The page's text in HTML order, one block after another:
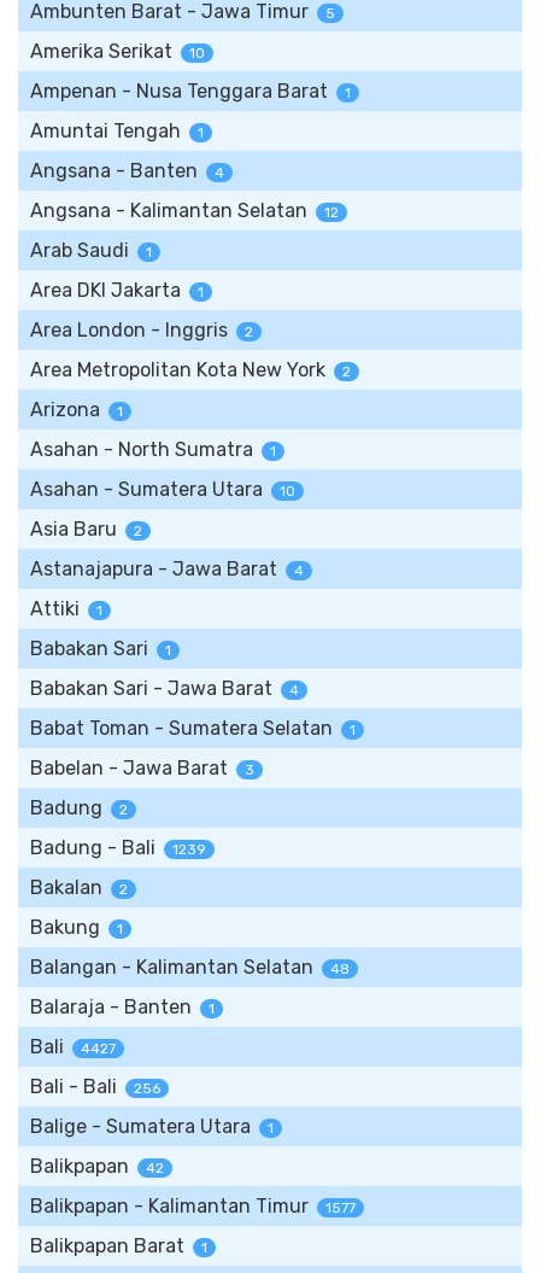
Ambunten Barat - Jawa Timur 5
Amerika Serikat 10
Ampenan - Nusa Tenggara Barat 1
Amuntai Tengah 1
Angsana - Banten 4
Angsana - Kalimantan Selatan 12
Arab Saudi 1
Area DKI Jakarta 1
Area London - Inggris 2
Area Metropolitan Kota New York 2
Arizona 1
Asahan - North Sumatra 1
Asahan - Sumatera Utara 10
Asia Baru 2
Astanajapura - Jawa Barat 4
Attiki 1
Babakan Sari 1
Babakan Sari - Jawa Barat 4
Babat Toman - Sumatera Selatan 1
Babelan - Jawa Barat 3
Badung 2
Badung - Bali 1239
Bakalan 2
Bakung 1
Balangan - Kalimantan Selatan 48
Balaraja - Banten 1
Bali 4427
Bali - Bali 256
Balige - Sumatera Utara 1
Balikpapan 42
Balikpapan - Kalimantan Timur 1577
Balikpapan Barat 1